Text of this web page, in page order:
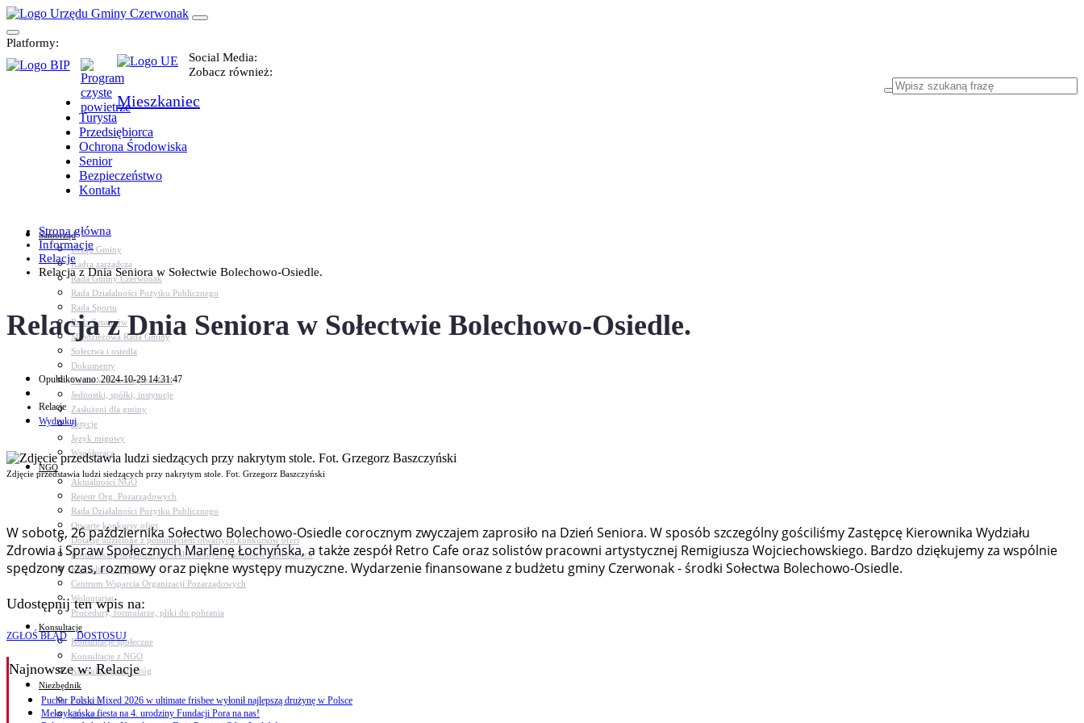
Platformy:
Social Media:
Zobacz również:
Mieszkaniec
Turysta
Przedsiębiorca
Ochrona Środowiska
Senior
Bezpieczeństwo
Kontakt
Samorząd
Urząd Gminy
Kadra zarządcza
Rada Gminy Czerwonak
Rada Działalności Pożytku Publicznego
Rada Sportu
Rada Seniorów
Młodzieżowa Rada Gminy
Sołectwa i osiedla
Dokumenty
Udział w Stowarzyszeniach
Jednostki, spółki, instytucje
Zasłużeni dla gminy
Petycje
Język migowy
Współpraca
NGO
Aktualności NGO
Rejestr Org. Pozarządowych
Rada Działalności Pożytku Publicznego
Otwarte konkursy ofert
Dotacje udzielone z pominięciem otwartych konkursów ofert
Komunikaty organizacji o realizowanych zadaniach publicznych
Konsultacje z NGO
Centrum Wsparcia Organizacji Pozarządowych
Wolontariat
Procedury, formularze, pliki do pobrania
Konsultacje
Konsultacje społeczne
Konsultacje z NGO
Konsultacje dot. dróg
Niezbędnik
Zdrowie
Oświata
Strona główna
Informacje
Relacje
Relacja z Dnia Seniora w Sołectwie Bolechowo-Osiedle.
Relacja z Dnia Seniora w Sołectwie Bolechowo-Osiedle.
Opublikowano: 2024-10-29 14:31:47
Relacje
Wydrukuj
Zdjęcie przedstawia ludzi siedzących przy nakrytym stole. Fot. Grzegorz Baszczyński
W sobotę, 26 października Sołectwo Bolechowo-Osiedle corocznym zwyczajem zaprosiło na Dzień Seniora. W sposób szczególny gościliśmy Zastępcę Kierownika Wydziału
Zdrowia i Spraw Społecznych Marlenę Łochyńska, a także zespół Retro Cafe oraz solistów pracowni artystycznej Remigiusza Wojciechowskiego. Bardzo dziękujemy za wspólnie
spędzony czas, rozmowy oraz piękne występy muzyczne. Wydarzenie finansowane z budżetu gminy Czerwonak - środki Sołectwa Bolechowo-Osiedle.
Udostępnij ten wpis na:
ZGŁOŚ BŁĄD DOSTOSUJ
Najnowszew: Relacje
Puchar Polski Mixed 2026 w ultimate frisbee wyłonił najlepszą drużynę w Polsce
Meksykańska fiesta na 4. urodziny Fundacji Pora na nas!